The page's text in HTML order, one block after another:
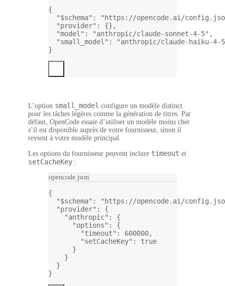
{
"$schema" :
"https://opencode.ai/
"provider" : {},
"model" : "anthropic/claude-sonnet-4-5" ,
"small_model" :
"anthropic/claude-haiku-4-
}
L’option small_model configure un modèle distinct
pour les tâches légères comme la génération de titres. Par
défaut, OpenCode essaie d’utiliser un modèle moins cher
s’il est disponible auprès de votre fournisseur, sinon il
revient à votre modèle principal.
Les options du fournisseur peuvent inclure timeout et
setCacheKey :
opencode.json
{
"$schema" :
"https://opencode.ai/
"provider" : {
"anthropic" : {
"options" : {
"timeout" : 600000,
"setCacheKey" : true
}
}
}
}